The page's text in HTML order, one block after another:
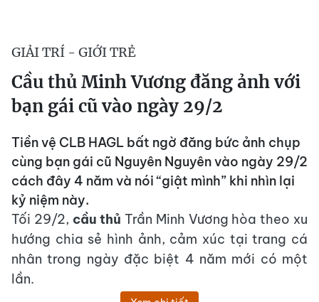
GIẢI TRÍ - GIỚI TRẺ
Cầu thủ Minh Vương đăng ảnh với
bạn gái cũ vào ngày 29/2
Tiền vệ CLB HAGL bất ngờ đăng bức ảnh chụp
cùng bạn gái cũ Nguyên Nguyên vào ngày 29/2
cách đây 4 năm và nói “giật mình” khi nhìn lại
kỷ niệm này.
Tối 29/2, cầu thủTrần Minh Vương hòa theo xu
hướng chia sẻ hình ảnh, cảm xúc tại trang cá
nhân trong ngày đặc biệt 4 năm mới có một
lần.